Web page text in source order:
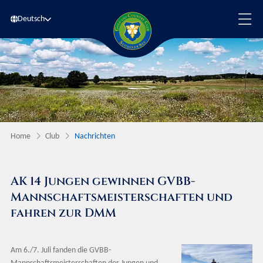
Deutsch
Home Club Nachrichten
AK 14 Jungen gewinnen GVBB-
Mannschaftsmeisterschaften und
fahren zur DMM
Am 6./7. Juli fanden die GVBB-